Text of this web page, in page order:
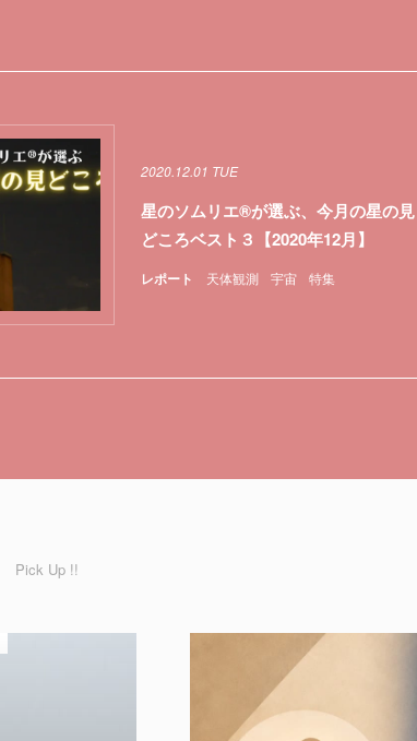
レポート 天体観測 宇宙 特集
2020.12.01 TUE
星のソムリエ®が選ぶ、今月の星の見
どころベスト３【2020年12月】
Pick Up !!